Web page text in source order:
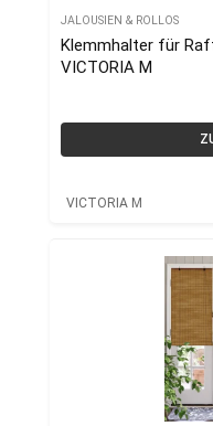
JALOUSIEN & ROLLOS
Klemmhalter für
VICTORIA M
VICTORIA M